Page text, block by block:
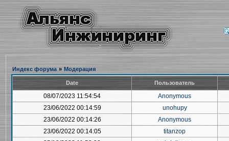
Индекс форума » Модерация
Date Пользователь
08/07/2023 11:54:54
Anonymous
23/06/2022 00:14:59
unohupy
23/06/2022 00:14:26
Anonymous
23/06/2022 00:14:05
titanzop